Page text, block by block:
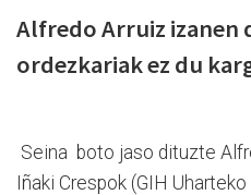
Alfredo Arruiz izanen
ordezkariak ez du
Seina boto jaso dituzte
Iñaki Crespok (GIH